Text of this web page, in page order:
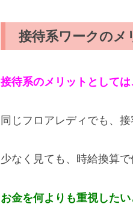
接待系ワークのメ
接待系のメリットとして
同じフロアレディでも、
少なく見ても、時給換算で
お金を何よりも重視した